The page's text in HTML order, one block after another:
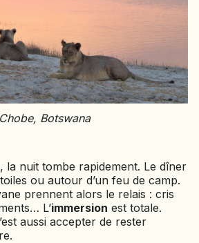
Chobe, Botswana
la nuit tombe rapidement. Le dîner
ou autour d’un feu de camp.
prennent alors le relais : cris
L’immersion est totale.
aussi accepter de rester